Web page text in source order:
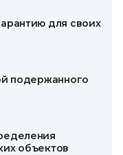
для своих
подержанного
объектов